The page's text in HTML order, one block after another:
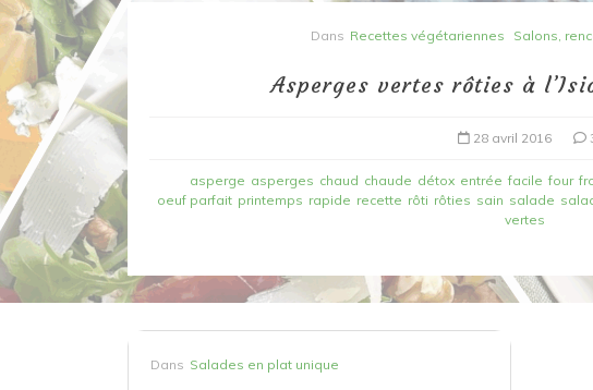
Dans Recettes végétariennes Salons,
Asperges vertes rôties à
28 avril 2016
asperge asperges chaud chaude détox entrée facile four
oeuf parfait printemps rapide recette rôti rôties sain salade
vertes
Dans Salades en plat unique
Filet de merlan en 2 façons,